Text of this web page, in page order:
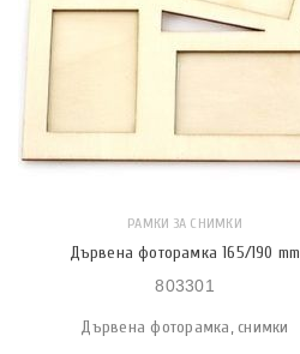
РАМКИ ЗА СНИМКИ
Дървена фоторамка 165/190 mm
803301
Дървена фоторамка, снимки